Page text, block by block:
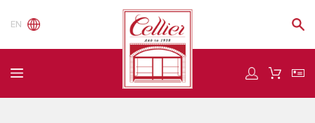
EN